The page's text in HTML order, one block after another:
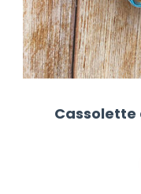
Cassolette